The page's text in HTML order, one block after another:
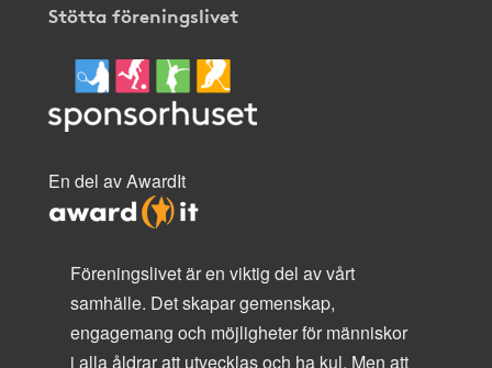
Stötta föreningslivet
En del av AwardIt
Föreningslivet är en viktig del av vårt
samhälle. Det skapar gemenskap,
engagemang och möjligheter för människor
i alla åldrar att utvecklas och ha kul. Men att